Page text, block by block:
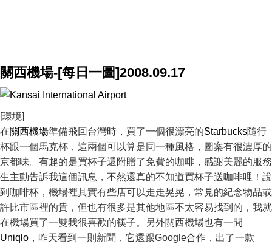
關西機場-[每日一圖]2008.09.17
[環境]
在關西機場準備飛回台灣時，買了一個很漂亮的Starbucks隨行
杯跟一個馬克杯，這兩個可以算是同一種風格，圖案有很濃厚的
京都味。有趣的是買杯子還附贈了免費的咖啡，感謝美麗的服務
生主動告訴我這個訊息，不然還真的不知道買杯子送咖啡哩！說
到咖啡杯，機場裡其實有些店可以走走晃晃，常見的紀念物品或
許比市區裡的貴，但也有很多是其他地區不太容易找到的，我就
在機場買了一雙我很喜歡的筷子。另外關西機場也有一間
Uniqlo ，昨天看到一則新聞，它還跟Google合作，出了一款